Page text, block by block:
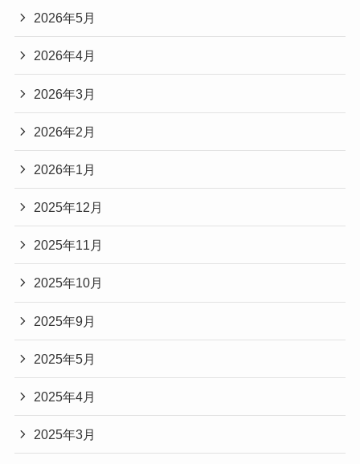
2026年5月
2026年4月
2026年3月
2026年2月
2026年1月
2025年12月
2025年11月
2025年10月
2025年9月
2025年5月
2025年4月
2025年3月